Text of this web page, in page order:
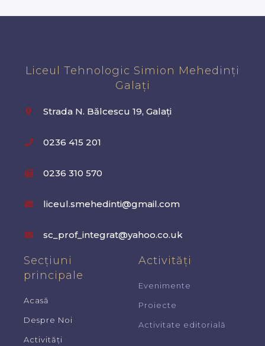
Liceul Tehnologic Simion Mehedinți
Galați
Strada N. Bălcescu 19, Galați
0236 415 201
0236 310 570
liceul.smehedinti@gmail.com
sc_prof_integrat@yahoo.co.uk
Secțiuni
principale
Acasă
Despre Noi
Activități
Activități
Evenimente
Proiecte
Activitate editorială